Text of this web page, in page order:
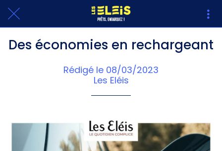
Des économies en rechargeant
Rédigé le 08/03/2023
Les Eléis